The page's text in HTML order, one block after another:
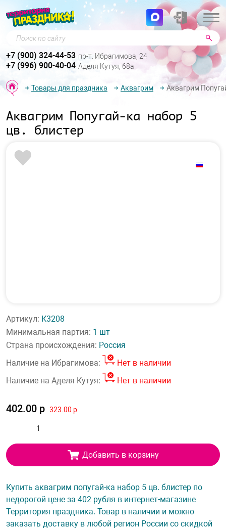
Поиск по сайту
+7 (900) 324-44-53 пр-т. Ибрагимова, 24
+7 (996) 900-40-04 Аделя Кутуя, 68а
Товары для праздника Аквагрим Аквагрим
Аквагрим Попугай-ка набор 5
цв. блистер
Артикул: К3208
Минимальная партия: 1 шт
Страна происхождения: Россия
Наличие на Ибрагимова:
Нет в наличии
Наличие на Аделя Кутуя:
Нет в наличии
402.00 р 323.00 р
Добавить в корзину
Купить аквагрим попугай-ка набор 5 цв. блистер по
недорогой цене за 402 рубля в интернет-магазине
Территория праздника. Товар в наличии и можно
заказать доставку в любой регион России со скидкой